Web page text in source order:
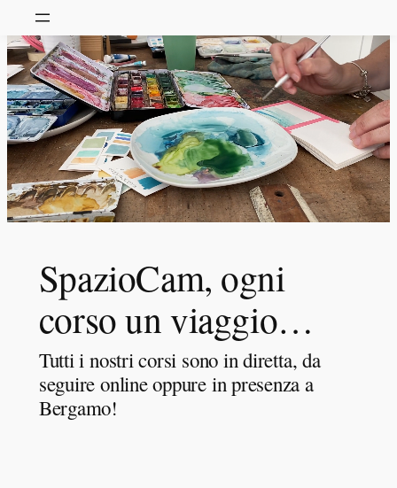
SpazioCam, ogni
corso un viaggio…
Tutti i nostri corsi sono in diretta, da
seguire online oppure in presenza a
Bergamo!